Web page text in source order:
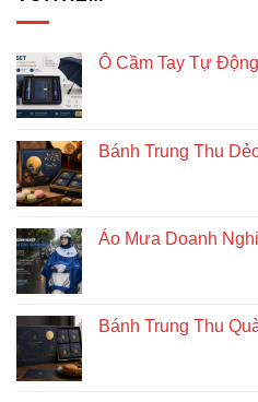
doanh
nghiệp
bền
Ô Cầm Tay Tự
Bánh Trung Thu
Áo Mưa Doanh
Bánh Trung Thu